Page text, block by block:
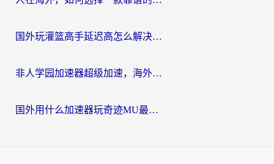
国外玩灌篮高手延迟高怎么解决？海外玩家国服游戏加速终极指南
非人学园加速器超级加速，海外玩家重返国服的通行证
国外用什么加速器玩奇迹MU最好？2026海外玩家国服游戏加速全攻略